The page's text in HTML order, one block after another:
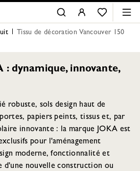
Tissu de décoration Vancouver 150
: dynamique, innovante,
robuste, sols design haut de
papiers peints, tissus et, par
innovante : la marque JOKA est
pour l'aménagement
moderne, fonctionnalité et
d'une nouvelle construction ou